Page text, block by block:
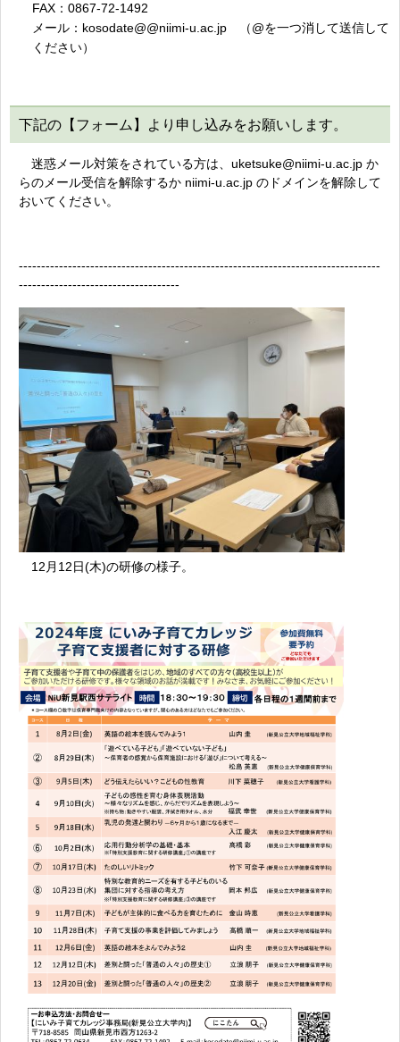
FAX：0867-72-1492
メール：kosodate@@niimi-u.ac.jp （@を一つ消して送信して
ください）
下記の【フォーム】より申し込みをお願いします。
迷惑メール対策をされている方は、uketsuke@niimi-u.ac.jp か
らのメール受信を解除するか niimi-u.ac.jp のドメインを解除して
おいてください。
---------------------------------------------------------------------------------
------------------------------------
12月12日(木)の研修の様子。